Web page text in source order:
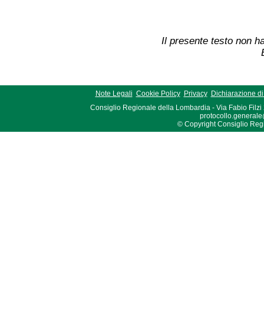
Il presente testo non
Note Legali Cookie Policy Privacy
Dichiarazione
Consiglio Regionale della Lombardia - Via Fabio Filzi
© Copyright Consiglio